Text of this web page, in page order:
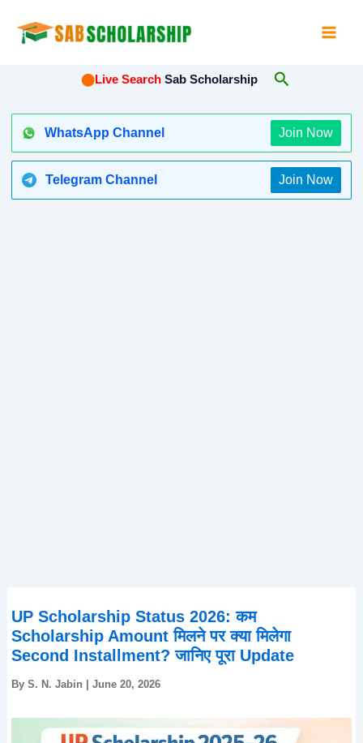
⬤Live Search Sab Scholarship Search
WhatsApp Channel Join Now
Telegram Channel Join Now
UP Scholarship Status 2026: कम
Scholarship Amount मिलने पर क्या मिलेगा
Second Installment? जानिए पूरा Update
By S. N. Jabin June 20, 2026